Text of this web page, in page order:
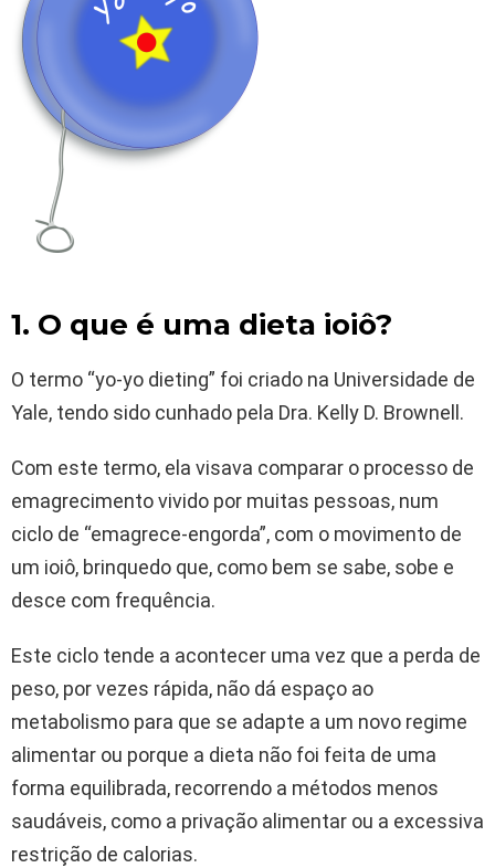
1. O que é uma dieta ioiô?
O termo “yo-yo dieting” foi criado na Universidade de
Yale, tendo sido cunhado pela Dra. Kelly D. Brownell.
Com este termo, ela visava comparar o processo de
emagrecimento vivido por muitas pessoas, num
ciclo de “emagrece-engorda”, com o movimento de
um ioiô, brinquedo que, como bem se sabe, sobe e
desce com frequência.
Este ciclo tende a acontecer uma vez que a perda de
peso, por vezes rápida, não dá espaço ao
metabolismo para que se adapte a um novo regime
alimentar ou porque a dieta não foi feita de uma
forma equilibrada, recorrendo a métodos menos
saudáveis, como a privação alimentar ou a excessiva
restrição de calorias.